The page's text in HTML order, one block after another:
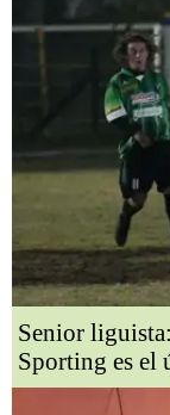
Senior
Sporting es el